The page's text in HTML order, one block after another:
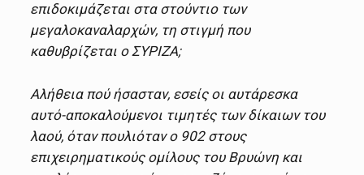
επιδοκιμάζεται στα στούντιο των
μεγαλοκαναλαρχών, τη στιγμή που
καθυβρίζεται ο ΣΥΡΙΖΑ;
Αλήθεια πού ήσασταν, εσείς οι αυτάρεσκα
αυτό-αποκαλούμενοι τιμητές των δίκαιων του
λαού, όταν πουλιόταν ο 902 στους
επιχειρηματικούς ομίλους του Βρυώνη και